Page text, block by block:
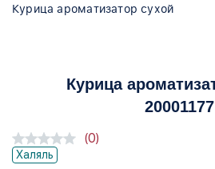
Курица ароматизатор сухой
Курица
20001177
Халяль
(0)